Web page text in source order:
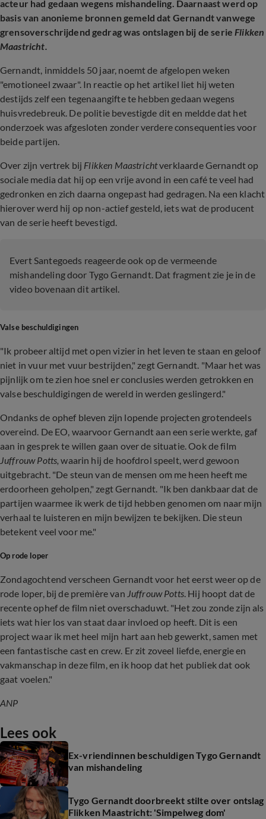
acteur had gedaan wegens mishandeling. Daarnaast werd op
basis van anonieme bronnen gemeld dat Gernandt vanwege
grensoverschrijdend gedrag was ontslagen bij de serieFlikken
Maastricht.
Gernandt, inmiddels 50 jaar, noemt de afgelopen weken
"emotioneel zwaar". In reactie op het artikel liet hij weten
destijds zelf een tegenaangifte te hebben gedaan wegens
huisvredebreuk. De politie bevestigde dit en meldde dat het
onderzoek was afgesloten zonder verdere consequenties voor
beide partijen.
Over zijn vertrek bij Flikken Maastrichtverklaarde Gernandt op
sociale media dat hij op een vrije avond in een café te veel had
gedronken en zich daarna ongepast had gedragen. Na een klacht
hierover werd hij op non-actief gesteld, iets wat de producent
van de serie heeft bevestigd.
Evert Santegoeds reageerde ook op de vermeende
mishandeling door Tygo Gernandt. Dat fragment zie je in de
video bovenaan dit artikel.
Valse beschuldigingen
"Ik probeer altijd met open vizier in het leven te staan en geloof
niet in vuur met vuur bestrijden," zegt Gernandt. "Maar het was
pijnlijk om te zien hoe snel er conclusies werden getrokken en
valse beschuldigingen de wereld in werden geslingerd."
Ondanks de ophef bleven zijn lopende projecten grotendeels
overeind. De EO, waarvoor Gernandt aan een serie werkte, gaf
aan in gesprek te willen gaan over de situatie. Ook de film
Juffrouw Potts,waarin hij de hoofdrol speelt, werd gewoon
uitgebracht. "De steun van de mensen om me heen heeft me
erdoorheen geholpen," zegt Gernandt. "Ik ben dankbaar dat de
partijen waarmee ik werk de tijd hebben genomen om naar mijn
verhaal te luisteren en mijn bewijzen te bekijken. Die steun
betekent veel voor me."
Op rode loper
Zondagochtend verscheen Gernandt voor het eerst weer op de
rode loper, bij de première van Juffrouw Potts. Hij hoopt dat de
recente ophef de film niet overschaduwt. "Het zou zonde zijn als
iets wat hier los van staat daar invloed op heeft. Dit is een
project waar ik met heel mijn hart aan heb gewerkt, samen met
een fantastische cast en crew. Er zit zoveel liefde, energie en
vakmanschap in deze film, en ik hoop dat het publiek dat ook
gaat voelen."
ANP
Lees ook
Ex-vriendinnen beschuldigen Tygo Gernandt
van mishandeling
Tygo Gernandt doorbreekt stilte over ontslag
Flikken Maastricht: 'Simpelweg dom'